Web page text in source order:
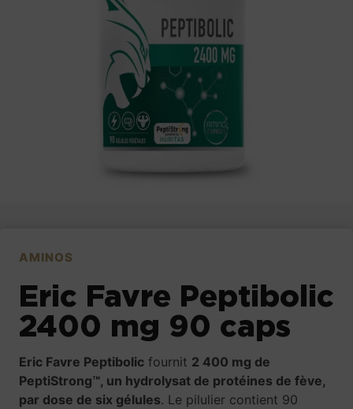
AMINOS
Eric Favre Peptibolic
2400 mg 90 caps
Eric Favre Peptibolic fournit 2 400 mg de
PeptiStrong™, un hydrolysat de protéines de fève,
par dose de six gélules. Le pilulier contient 90